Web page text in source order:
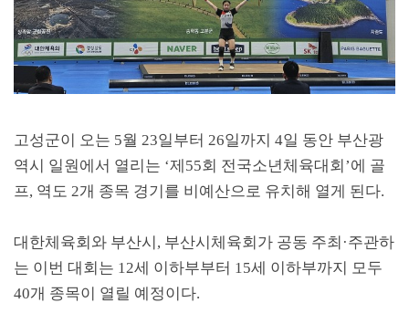
고성군이 오는 5월 23일부터 26일까지 4일 동안 부산광
역시 일원에서 열리는 ‘제 55회 전국소년체육대회 ’에 골
프, 역도 2개 종목 경기를 비예산으로 유치해 열게 된다.
대한체육회와 부산시 , 부산시체육회가 공동 주최 ·주관하
는 이번 대회는 12세 이하부부터 15세 이하부까지 모두
40개 종목이 열릴 예정이다.